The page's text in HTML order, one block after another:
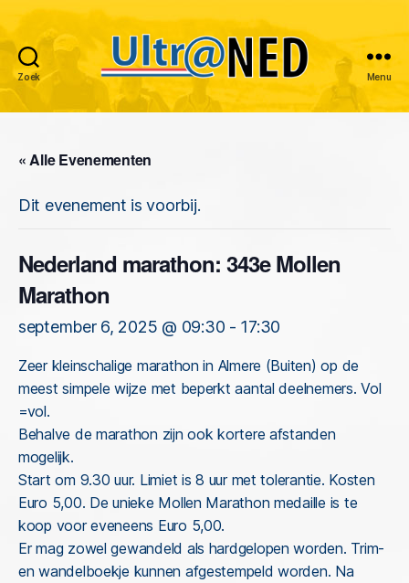
Zoek
Ultraned
Menu
« Alle Evenementen
Dit evenement is voorbij.
Nederland marathon: 343e Mollen
Marathon
september 6, 2025 @ 09:30 - 17:30
Zeer kleinschalige marathon in Almere (Buiten) op de
meest simpele wijze met beperkt aantal deelnemers. Vol
=vol.
Behalve de marathon zijn ook kortere afstanden
mogelijk.
Start om 9.30 uur. Limiet is 8 uur met tolerantie. Kosten
Euro 5,00. De unieke Mollen Marathon medaille is te
koop voor eveneens Euro 5,00.
Er mag zowel gewandeld als hardgelopen worden. Trim-
en wandelboekje kunnen afgestempeld worden. Na